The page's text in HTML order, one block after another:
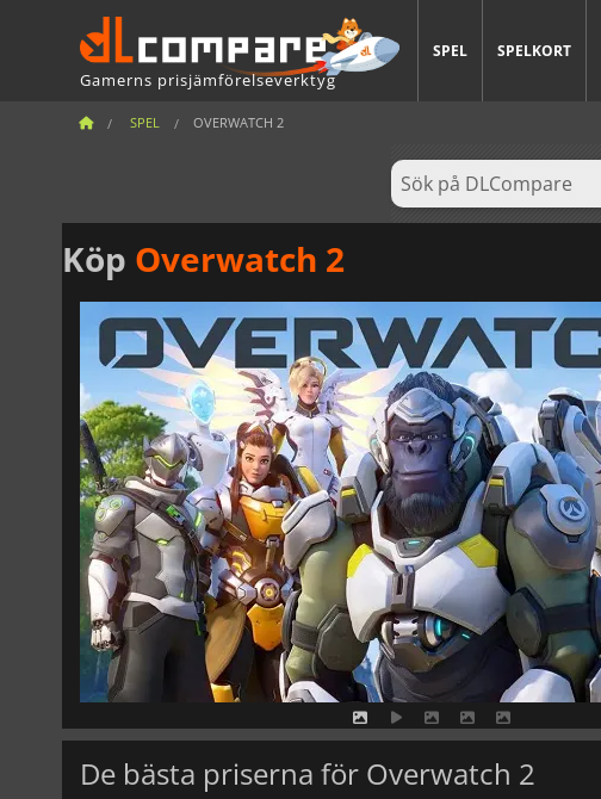
Gamerns prisjämförelseverktyg
SPEL SPELKORT
SPEL OVERWATCH 2
Köp Overwatch 2
De bästa priserna för Overwatch 2